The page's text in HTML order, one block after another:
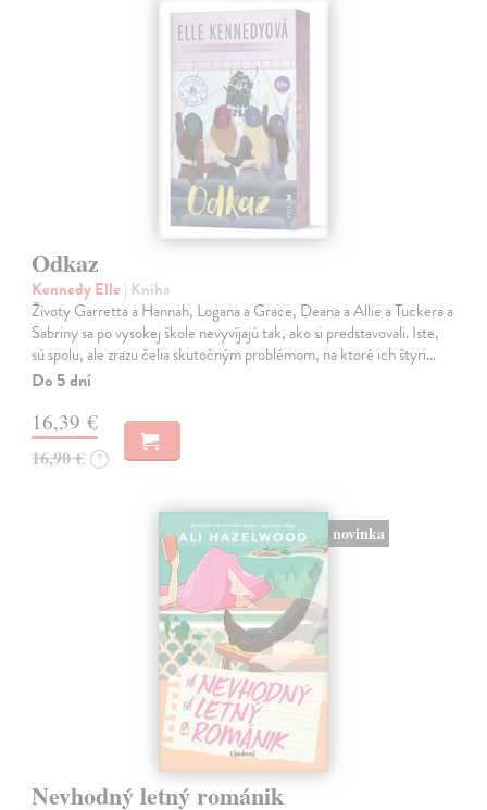
Odkaz
Kennedy Elle | Kniha
Životy Garretta a Hannah, Logana a Grace, Deana a Allie a Tuckera a
Sabriny sa po vysokej škole nevyvíjajú tak, ako si predstavovali. Iste,
sú spolu, ale zrazu čelia skutočným problémom, na ktoré ich štyri…
Do 5 dní
16,39 €
16,90 € ?
novinka
Nevhodný letný románik